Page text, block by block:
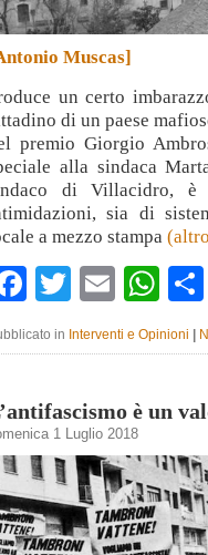
Muscas]
un certo
di un paese
premio Giorgio
alla sindaca
di Villacidro,
sia di
a mezzo stampa
Facebook
TwitterEmail
in Interventi e Opinioni
è un
1 Luglio 2018